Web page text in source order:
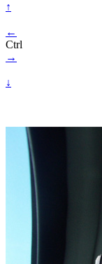
↑
←
Ctrl
→
↓